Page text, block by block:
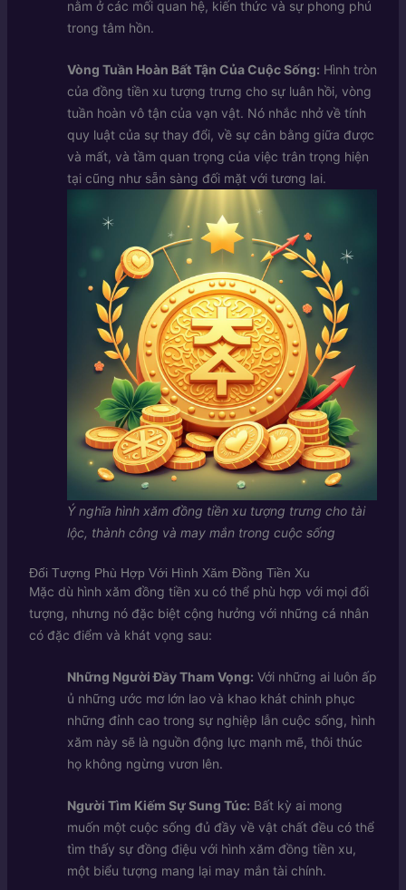
nằm ở các mối quan hệ, kiến thức và sự phong phú
trong tâm hồn.
Vòng Tuần Hoàn Bất Tận Của Cuộc Sống: Hình tròn
của đồng tiền xu tượng trưng cho sự luân hồi, vòng
tuần hoàn vô tận của vạn vật. Nó nhắc nhở về tính
quy luật của sự thay đổi, về sự cân bằng giữa được
và mất, và tầm quan trọng của việc trân trọng hiện
tại cũng như sẵn sàng đối mặt với tương lai.
Ý nghĩa hình xăm đồng tiền xu tượng trưng cho tài
lộc, thành công và may mắn trong cuộc sống
Đối Tượng Phù Hợp Với Hình Xăm Đồng Tiền Xu
Mặc dù hình xăm đồng tiền xu có thể phù hợp với mọi đối
tượng, nhưng nó đặc biệt cộng hưởng với những cá nhân
có đặc điểm và khát vọng sau:
Những Người Đầy Tham Vọng: Với những ai luôn ấp
ủ những ước mơ lớn lao và khao khát chinh phục
những đỉnh cao trong sự nghiệp lẫn cuộc sống, hình
xăm này sẽ là nguồn động lực mạnh mẽ, thôi thúc
họ không ngừng vươn lên.
Người Tìm Kiếm Sự Sung Túc: Bất kỳ ai mong
muốn một cuộc sống đủ đầy về vật chất đều có thể
tìm thấy sự đồng điệu với hình xăm đồng tiền xu,
một biểu tượng mang lại may mắn tài chính.